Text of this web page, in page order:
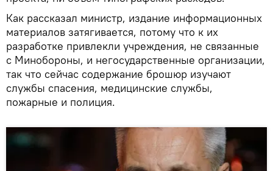
Как рассказал министр, издание информационных
материалов затягивается, потому что к их
разработке привлекли учреждения, не связанные
с Минобороны, и негосударственные организации,
так что сейчас содержание брошюр изучают
службы спасения, медицинские службы,
пожарные и полиция.